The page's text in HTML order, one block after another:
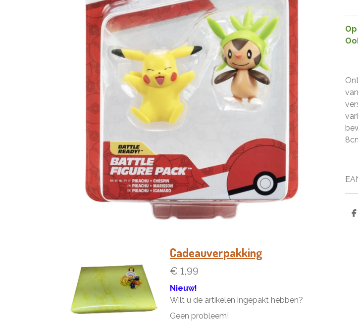
D
Cadeauverpakking
€ 1,99
Nieuw!
Wilt u de artikelen ingepakt hebben?
Geen probleem!